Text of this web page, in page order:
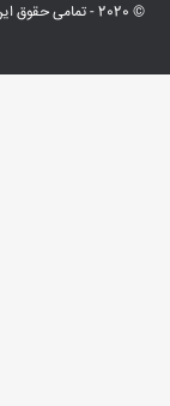
© 2020 - تمامی